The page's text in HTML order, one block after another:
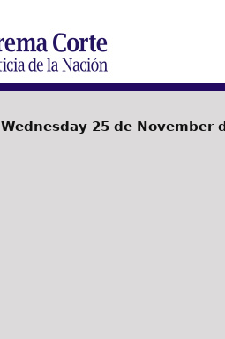
Wednesday 25 de November